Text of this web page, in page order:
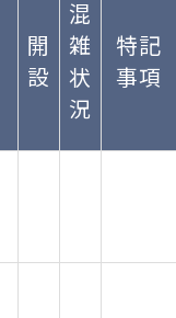
開
設
混
雑
状
況
特記
事項